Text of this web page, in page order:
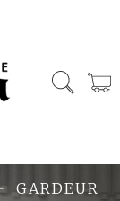
GARDEUR